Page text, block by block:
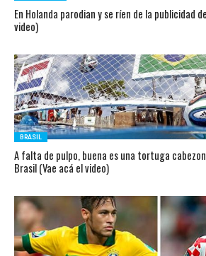
En Holanda parodian y se ríen de la publicidad
video)
BRASIL
A falta de pulpo, buena es una tortuga
Brasil (Vae acá el video)